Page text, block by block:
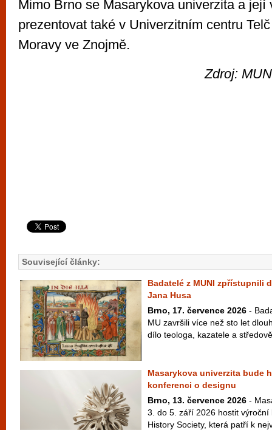
Mimo Brno se Masarykova univerzita a její
prezentovat také v Univerzitním centru
Moravy ve Znojmě.
Zdroj:
Související články:
Badatelé z MUNI zpřístupnili
Jana Husa
Brno, 17. července 2026 -
MU završili více než sto let
dílo teologa, kazatele a
Masarykova univerzita bude
konferenci o designu
Brno, 13. července 2026 -
3. do 5. září 2026 hostit
History Society, která patří k